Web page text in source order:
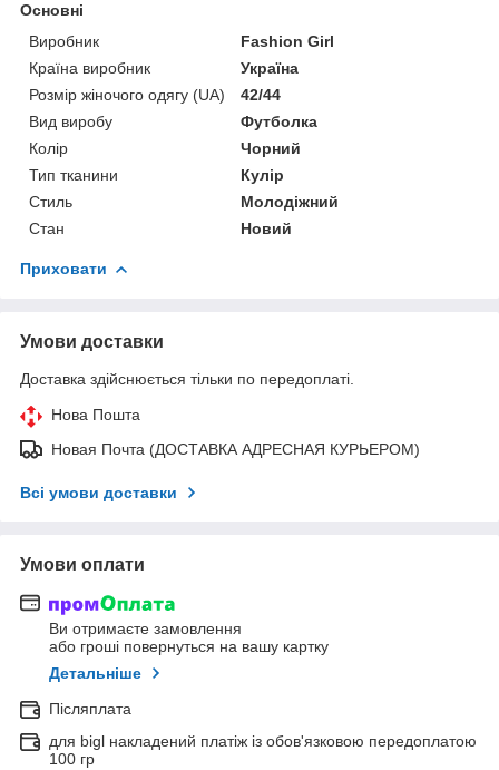
Основні
Виробник
Fashion Girl
Країна виробник
Україна
Розмір жіночого одягу (UA)
42/44
Вид виробу
Футболка
Колір
Чорний
Тип тканини
Кулір
Стиль
Молодіжний
Стан
Новий
Приховати
Умови доставки
Доставка здійснюється тільки по передоплаті.
Нова Пошта
Новая Почта (ДОСТАВКА АДРЕСНАЯ КУРЬЕРОМ)
Всі умови доставки
Умови оплати
Ви отримаєте замовлення
або гроші повернуться на вашу картку
Детальніше
Післяплата
для bigl накладений платіж із обов'язковою передоплатою
100 гр